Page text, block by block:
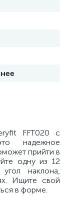
FFT020 с
надежное
прийти в
одну из 12
наклона,
Ищите свой
в форме.